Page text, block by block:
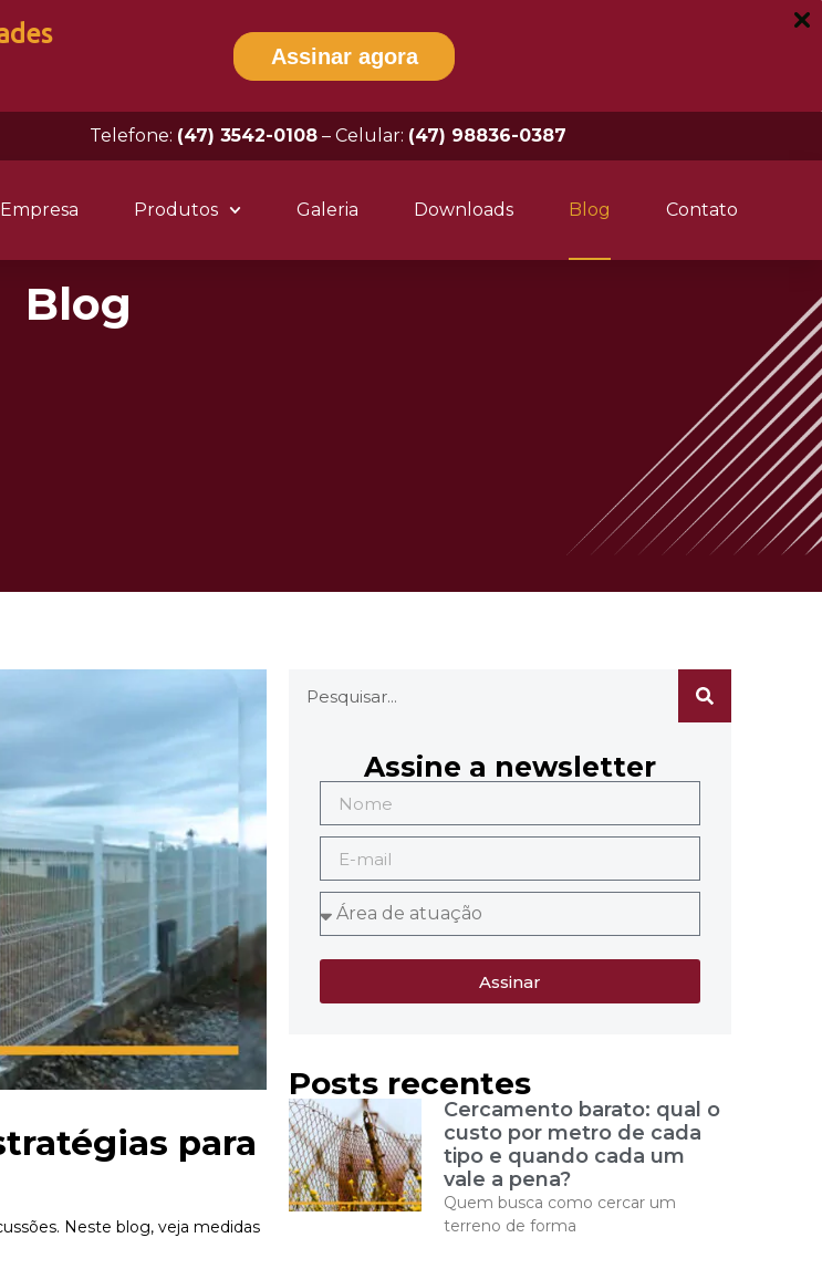
Assinar agora
Telefone: (47) 3542-0108 – Celular: (47) 98836-0387
Empresa Produtos Galeria Downloads Blog Contato
Blog
para
Neste blog, veja medidas
Assine a newsletter
Assinar
Posts recentes
Cercamento barato: qual o
custo por metro de cada
tipo e quando cada um
vale a pena?
Quem busca como cercar um
terreno de forma